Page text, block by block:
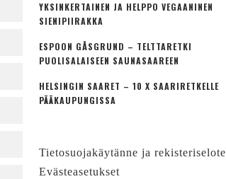
YKSINKERTAINEN JA HELPPO VEGAANINEN
SIENIPIIRAKKA
ESPOON GÅSGRUND – TELTTARETKI
PUOLISALAISEEN SAUNASAAREEN
HELSINGIN SAARET – 10 X SAARIRETKELLE
PÄÄKAUPUNGISSA
Tietosuojakäytänne ja rekisteriselote
Evästeasetukset